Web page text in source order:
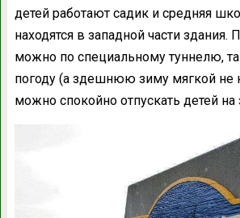
детей работают садик и средняя
находятся в западной части здания.
можно по специальному туннелю,
погоду (а здешнюю зиму мягкой не
можно спокойно отпускать детей на